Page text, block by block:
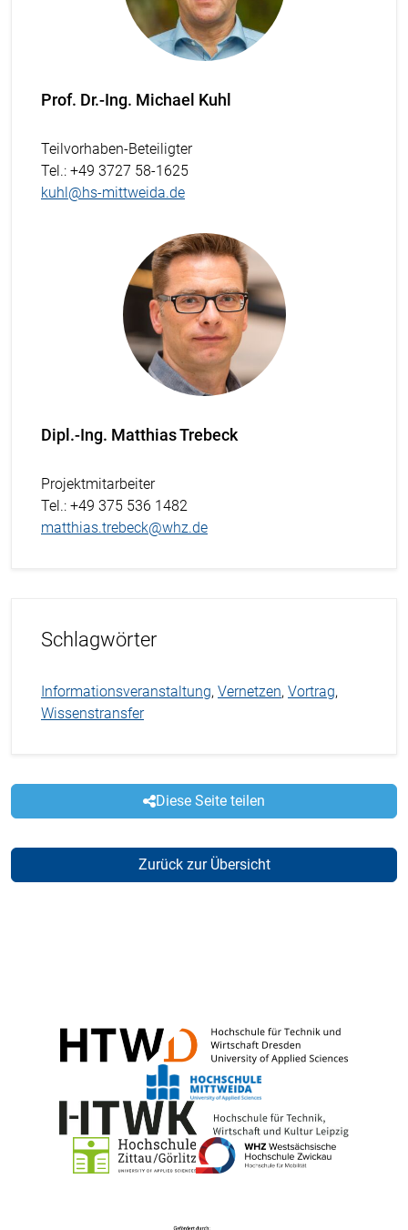
Prof. Dr.-Ing. Michael Kuhl
Teilvorhaben-Beteiligter
Tel.: +49 3727 58-1625
kuhl@hs-mittweida.de
Dipl.-Ing. Matthias Trebeck
Projektmitarbeiter
Tel.: +49 375 536 1482
matthias.trebeck@whz.de
Schlagwörter
Informationsveranstaltung, Vernetzen, Vortrag,
Wissenstransfer
Diese Seite teilen
Zurück zur Übersicht